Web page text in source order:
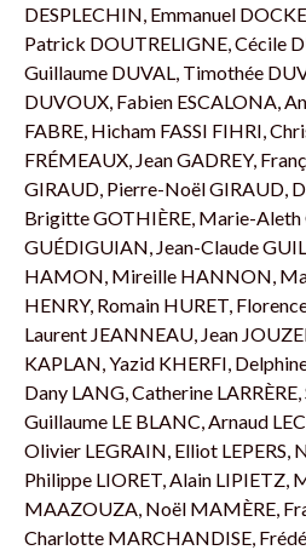
DESPLECHIN, Emmanuel
Patrick DOUTRELIGNE, Cécile
Guillaume DUVAL, Timothée
DUVOUX, Fabien ESCALONA,
FABRE, Hicham FASSI FIHRI,
FRÉMEAUX, Jean GADREY,
GIRAUD, Pierre-Noël GIRAUD,
Brigitte GOTHIÈRE, Marie-Aleth
GUÉDIGUIAN, Jean-Claude
HAMON, Mireille HANNON,
HENRY, Romain HURET,
Laurent JEANNEAU, Jean
KAPLAN, Yazid KHERFI,
Dany LANG, Catherine LARRÈRE,
Guillaume LE BLANC, Arnaud
Olivier LEGRAIN, Elliot LEPERS,
Philippe LIORET, Alain LIPIETZ,
MAAZOUZA, Noël MAMÈRE,
Charlotte MARCHANDISE,